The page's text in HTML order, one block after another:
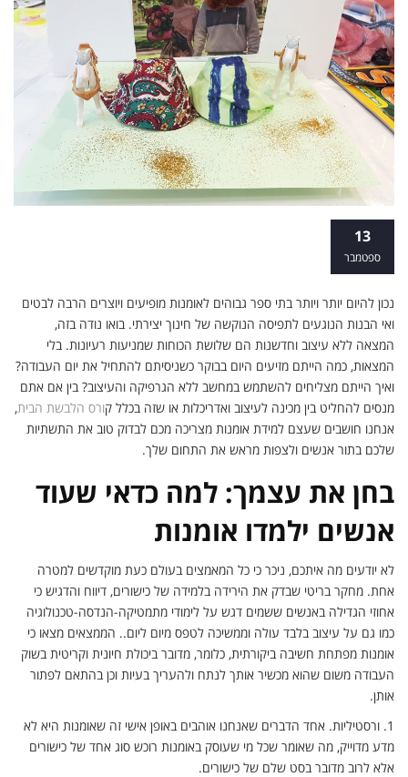
13
ספטמבר
נכון להיום יותר ויותר בתי ספר גבוהים לאומנות מופיעים ויוצרים הרבה לבטים
ואי הבנות הנוגעים לתפיסה הנוקשה של חינוך יצירתי. בואו נודה בזה,
המצאה ללא עיצוב וחדשנות הם שלושת הכוחות שמניעות רעיונות. בלי
המצאות, כמה הייתם מזיעים היום בבוקר כשניסיתם להתחיל את יום העבודה?
ואיך הייתם מצליחים להשתמש במחשב ללא הגרפיקה והעיצוב? בין אם אתם
מנסים להחליט בין מכינה לעיצוב ואדריכלות או שזה בכלל קורס הלבשת הבית,
אנחנו חושבים שעצם למידת אומנות מצריכה מכם לבדוק טוב את התשתיות
שלכם בתור אנשים ולצפות מראש את התחום שלך.
בחן את עצמך: למה כדאי שעוד
אנשים ילמדו אומנות
לא יודעים מה איתכם, ניכר כי כל המאמצים בעולם כעת מוקדשים למטרה
אחת. מחקר בריטי שבדק את הירידה בלמידה של כישורים, דיווח והדגיש כי
אחוזי הגדילה באנשים ששמים דגש על לימודי מתמטיקה-הנדסה-טכנולוגיה
כמו גם על עיצוב בלבד עולה וממשיכה לטפס מיום ליום.. הממצאים מצאו כי
אומנות מפתחת חשיבה ביקורתית, כלומר, מדובר ביכולת חיונית וקריטית בשוק
העבודה משום שהוא מכשיר אותך לנתח ולהעריך בעיות וכן בהתאם לפתור
אותן.
1. ורסטיליות. אחד הדברים שאנחנו אוהבים באופן אישי זה שאומנות היא לא
מדע מדוייק, מה שאומר שכל מי שעוסק באומנות רוכש סוג אחד של כישורים
אלא לרוב מדובר בסט שלם של כישורים.